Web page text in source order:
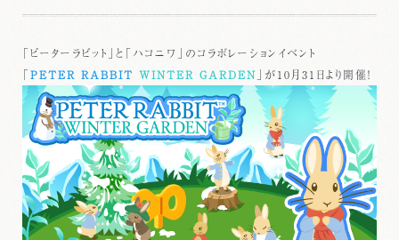
「ピーターラビット」と「ハコニワ」のコラボレーションイベント
「PETER RABBIT WINTER GARDEN 」が10月31日より開催！